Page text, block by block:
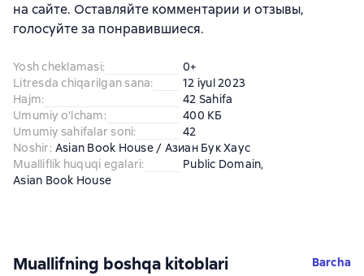
на сайте. Оставляйте комментарии и отзывы,
голосуйте за понравившиеся.
Yosh cheklamasi:
0+
Litresda chiqarilgan sana:
12 iyul 2023
Hajm:
42 Sahifa
Umumiy o'lcham:
400 КБ
Umumiy sahifalar soni:
42
Noshir: Asian Book House / Азиан Бук Хаус
Mualliflik huquqi egalari: Public Domain,
Asian Book House
Muallifning boshqa kitoblari Barcha